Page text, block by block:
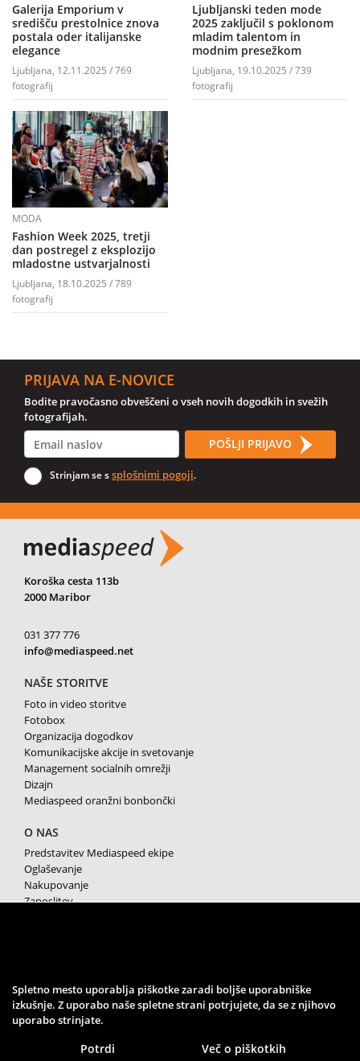
Galerija Emporium v
središču prestolnice znova
postala oder italijanske
elegance
Ljubljana, 12.11.2025 / 769
fotografij
Ljubljanski teden mode
2025 zaključil s poklonom
mladim talentom in
modnim presežkom
Ljubljana, 19.10.2025 / 739
fotografij
MODA
Fashion Week 2025, tretji
dan postregel z eksplozijo
mladostne ustvarjalnosti
Ljubljana, 18.10.2025 / 789
fotografij
PRIJAVA NA E-NOVICE
Bodite pravočasno obveščeni o vseh novih dogodkih in svežih
fotografijah.
POŠLJI PRIJAVO
Strinjam se ssplošnimi pogoji.
Koroška cesta 113b
2000 Maribor
031 377 776
info@mediaspeed.net
NAŠE STORITVE
Foto in video storitve
Fotobox
Organizacija dogodkov
Komunikacijske akcije in svetovanje
Management socialnih omrežji
Dizajn
Mediaspeed oranžni bonbončki
O NAS
Predstavitev Mediaspeed ekipe
Oglaševanje
Nakupovanje
Zaposlitev
SPREMLJAJTE NAS
Spletno mesto uporablja piškotke zaradi boljše uporabniške
izkušnje. Z uporabo naše spletne strani potrjujete, da se z njihovo
uporabo strinjate.
Potrdi Več o piškotkih